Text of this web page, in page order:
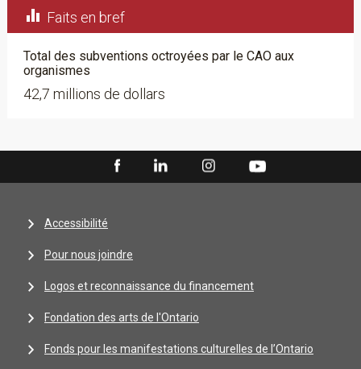
 Faits en bref
Total des subventions octroyées par le CAO aux
organismes
42,7 millions de dollars
Accessibilité
Pour nous joindre
Logos et reconnaissance du financement
Fondation des arts de l'Ontario
Fonds pour les manifestations culturelles de l’Ontario